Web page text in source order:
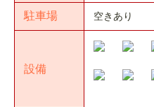
駐車場 空きあり
設備